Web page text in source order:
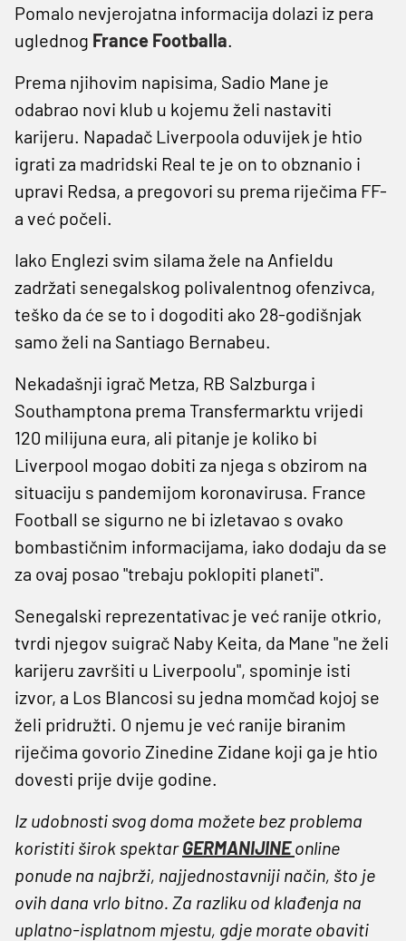
Pomalo nevjerojatna informacija dolazi iz pera
uglednog France Footballa.
Prema njihovim napisima, Sadio Mane je
odabrao novi klub u kojemu želi nastaviti
karijeru. Napadač Liverpoola oduvijek je htio
igrati za madridski Real te je on to obznanio i
upravi Redsa, a pregovori su prema riječima FF-
a već počeli.
Iako Englezi svim silama žele na Anfieldu
zadržati senegalskog polivalentnog ofenzivca,
teško da će se to i dogoditi ako 28-godišnjak
samo želi na Santiago Bernabeu.
Nekadašnji igrač Metza, RB Salzburga i
Southamptona prema Transfermarktu vrijedi
120 milijuna eura, ali pitanje je koliko bi
Liverpool mogao dobiti za njega s obzirom na
situaciju s pandemijom koronavirusa. France
Football se sigurno ne bi izletavao s ovako
bombastičnim informacijama, iako dodaju da se
za ovaj posao "trebaju poklopiti planeti".
Senegalski reprezentativac je već ranije otkrio,
tvrdi njegov suigrač Naby Keita, da Mane "ne želi
karijeru završiti u Liverpoolu", spominje isti
izvor, a Los Blancosi su jedna momčad kojoj se
želi pridružti. O njemu je već ranije biranim
riječima govorio Zinedine Zidane koji ga je htio
dovesti prije dvije godine.
Iz udobnosti svog doma možete bez problema
koristiti širok spektarGERMANIJINEonline
ponude na najbrži, najjednostavniji način, što je
ovih dana vrlo bitno. Za razliku od klađenja na
uplatno-isplatnom mjestu, gdje morate obaviti